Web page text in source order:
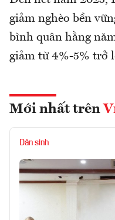
giảm nghèo bền
bình quân hằng
giảm từ 4%-5% trở
Mới nhất trên
Dân sinh